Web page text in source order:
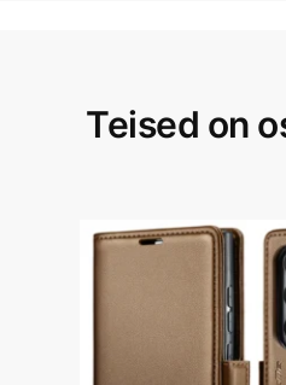
Teised on